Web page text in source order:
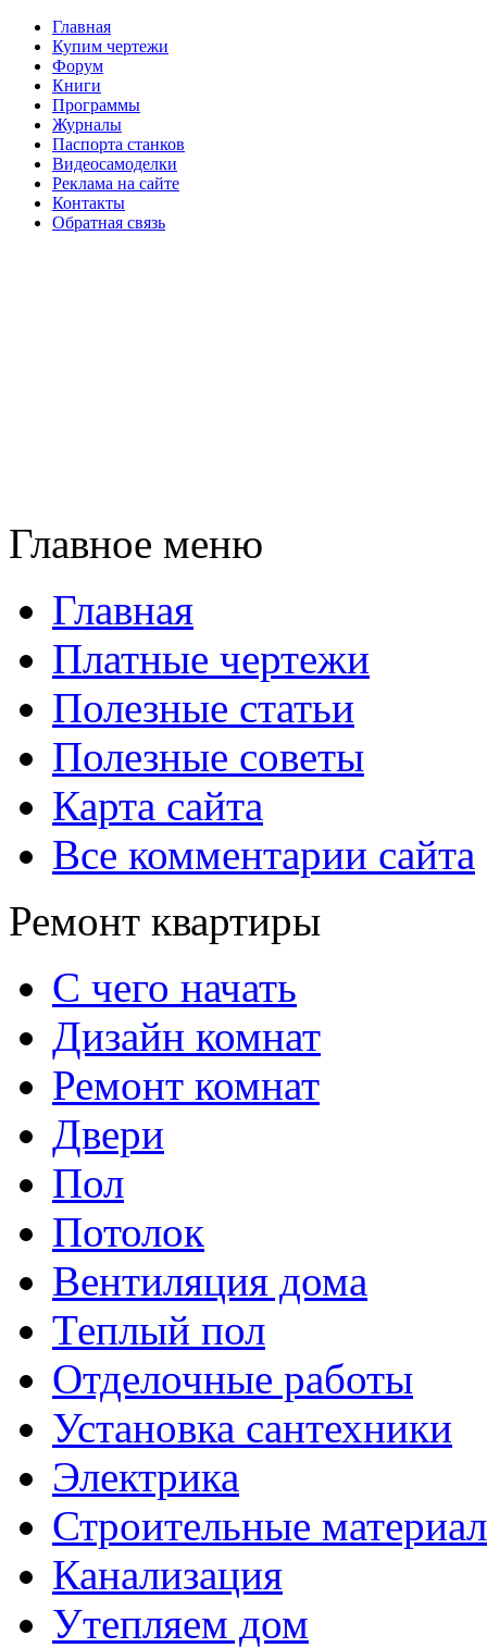
Главная
Купим чертежи
Форум
Книги
Программы
Журналы
Паспорта станков
Видеосамоделки
Реклама на сайте
Контакты
Обратная связь
Главное меню
Главная
Платные чертежи
Полезные статьи
Полезные советы
Карта сайта
Все комментарии сайта
Ремонт квартиры
С чего начать
Дизайн комнат
Ремонт комнат
Двери
Пол
Потолок
Вентиляция дома
Теплый пол
Отделочные работы
Установка сантехники
Электрика
Строительные
Канализация
Утепляем дом